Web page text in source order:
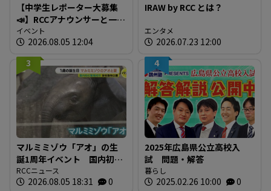
【中学生レポーター大募集
📣】RCCアナウンサーと一緒
に「広島の食」の現場を取
材しよう！
イベント
2026.08.05 12:04
IRAW by RCC とは？
エンタメ
2026.07.23 12:00
3
マルミミゾウ「アオ」の生
誕1周年イベント 国内初の
繁殖成功 全国のファンに
よる「思い出の一枚」も展
RCCニュース
2026.08.05 18:31 0
4
2025年広島県公立高校入
試 問題・解答
暮らし
2025.02.26 10:00 0